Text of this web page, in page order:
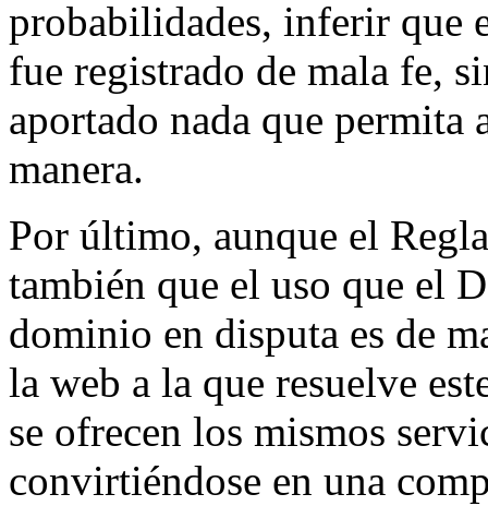
probabilidades, inferir que
fue registrado de mala fe,
aportado nada que
manera.
Por último, aunque el
también que el uso que el
dominio en disputa es de
la web a la que resuelve
se ofrecen los mismos
convirtiéndose en una